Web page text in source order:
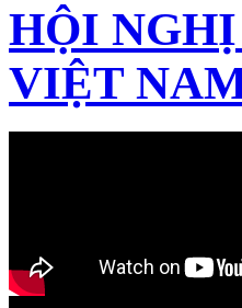
HỘI
VIỆT